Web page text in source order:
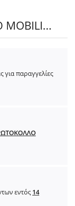
MOBILI...
για παραγγελίες
εντός 14